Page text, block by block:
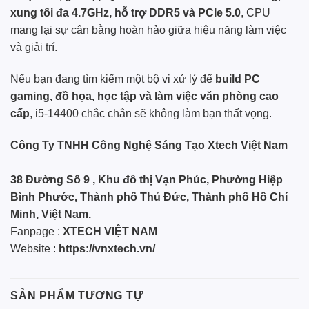
xung tối đa 4.7GHz, hỗ trợ DDR5 và PCIe 5.0, CPU
mang lại sự cân bằng hoàn hảo giữa hiệu năng làm việc
và giải trí.
Nếu bạn đang tìm kiếm một bộ vi xử lý để build PC
gaming, đồ họa, học tập và làm việc văn phòng cao
cấp, i5-14400 chắc chắn sẽ không làm bạn thất vọng.
Công Ty TNHH Công Nghệ Sáng Tạo Xtech Việt Nam
38 Đường Số 9 , Khu đô thị Vạn Phúc, Phường Hiệp
Bình Phước, Thành phố Thủ Đức, Thành phố Hồ Chí
Minh, Việt Nam.
Fanpage : XTECH VIỆT NAM
Website : https://vnxtech.vn/
SẢN PHẨM TƯƠNG TỰ